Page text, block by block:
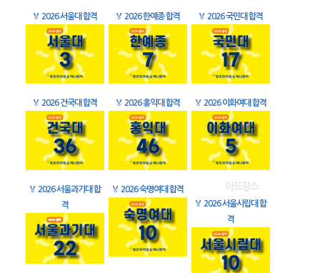
🏅 2026 서울대 합격 🏅 2026 한예종 합격 🏅 2026 국민대 합격
🏅 2026 건국대 합격 🏅 2026 홍익대 합격 🏅 2026 이화여대 합격
🏅 2026 서울과기대 합
격
🏅 2026 숙명여대 합격
🏅 2026 서울시립대 합
격